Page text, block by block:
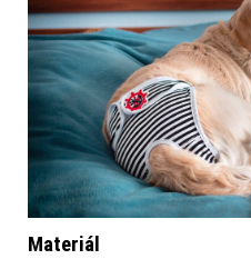
Materiál